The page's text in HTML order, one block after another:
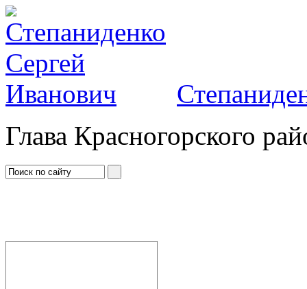
Глава Красногорского